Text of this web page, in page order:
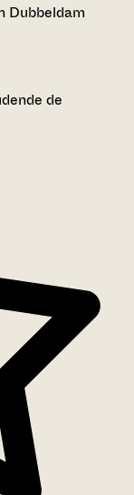
Dubbeldam
de